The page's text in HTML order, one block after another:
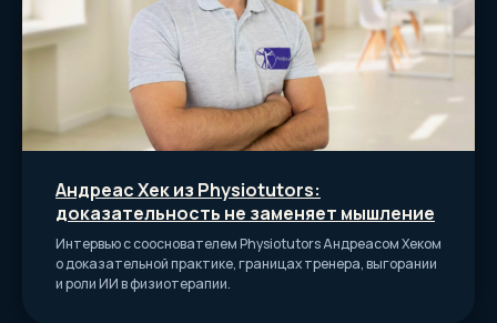
Андреас Хек из Physiotutors:
доказательность не заменяет мышление
Интервью с сооснователем Physiotutors Андреасом Хеком
о доказательной практике, границах тренера, выгорании
и роли ИИ в физиотерапии.
Суставная гимнастика
Максим Оборин.
14 видеоуроков.